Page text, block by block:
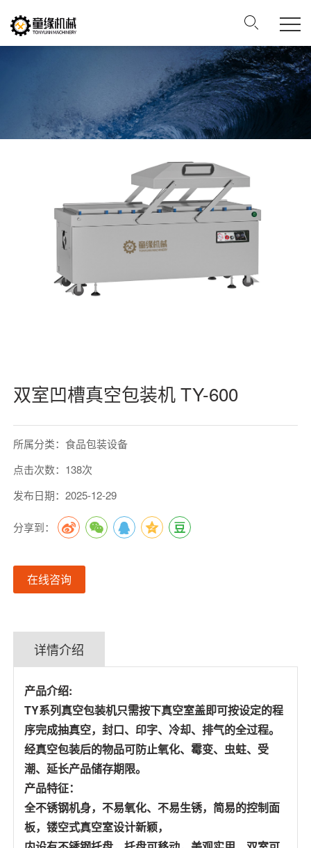
双室凹槽真空包装机 TY-600
所属分类：食品包装设备
点击次数：138次
发布日期：2025-12-29
分享到：
在线咨询
详情介绍
产品介绍:
TY系列真空包装机只需按下真空室盖即可按设定的程
序完成抽真空，封口、印字、冷却、排气的全过程。
经真空包装后的物品可防止氧化、霉变、虫蛀、受
潮、延长产品储存期限。
产品特征：
全不锈钢机身，不易氧化、不易生锈，简易的控制面
板，镂空式真空室设计新颖，